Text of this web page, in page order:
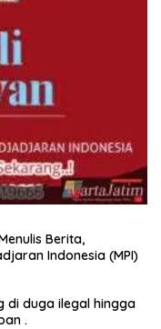
Berita,
Indonesia (MPI)
di duga ilegal hingga
.